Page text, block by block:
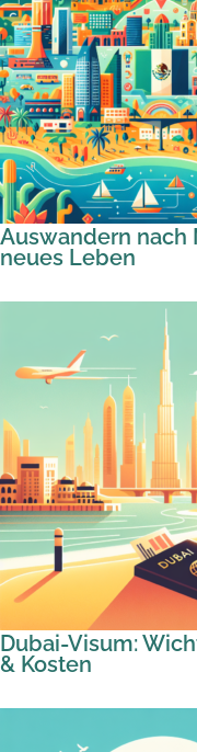
Auswandern nach
neues Leben
Dubai-Visum:
& Kosten